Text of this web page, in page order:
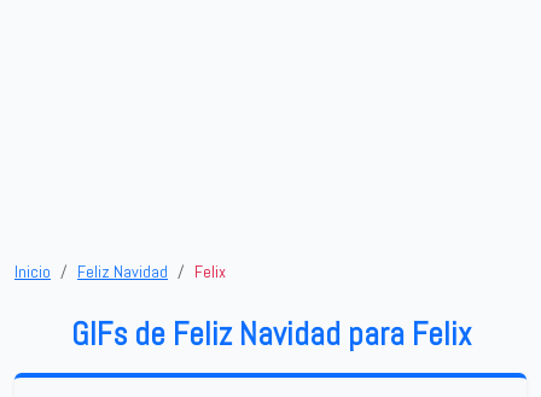
Inicio Feliz Navidad Felix
GIFs de Feliz Navidad para Felix